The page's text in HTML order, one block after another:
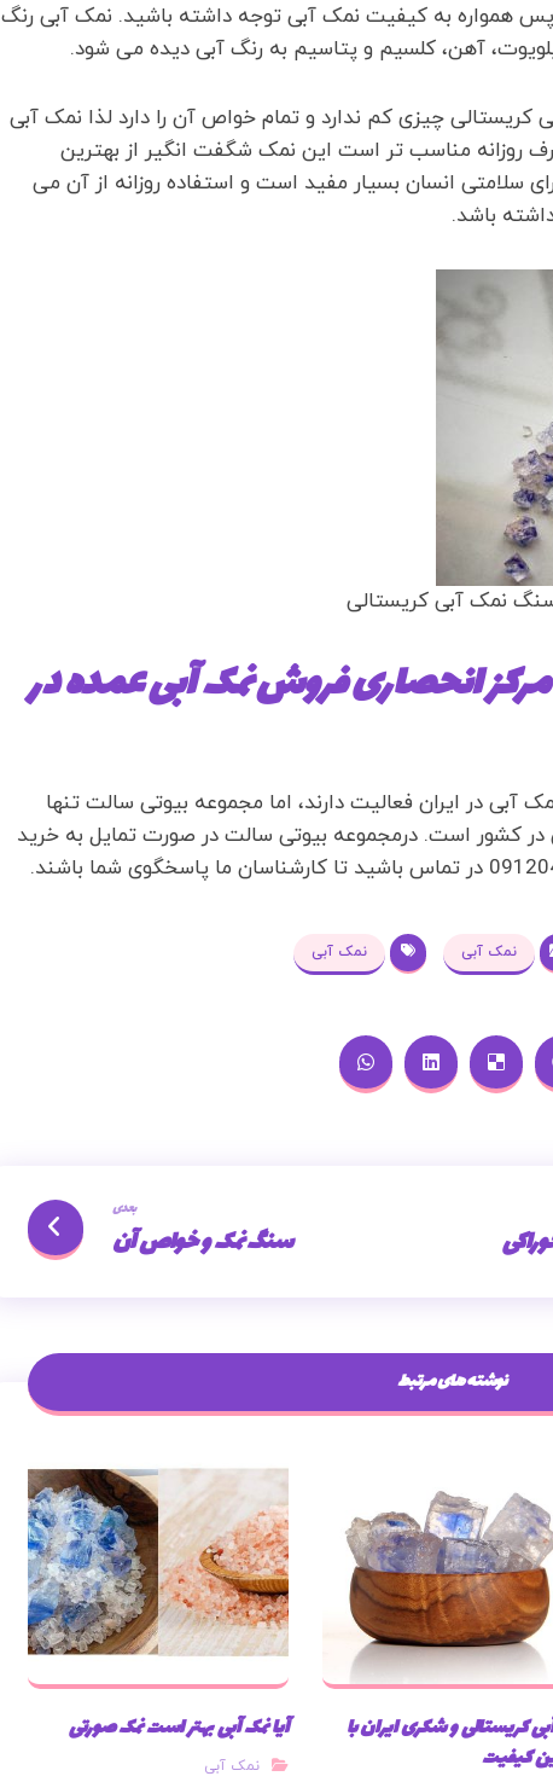
پس همواره به کیفیت نمک آبی توجه داشته باشید. نمک آبی رنگ
آهن، کلسیم و پتاسیم به رنگ آبی دیده می شود.
چیزی کم ندارد و تمام خواص آن را دارد لذا نمک آبی
روزانه مناسب تر است این نمک شگفت انگیر از بهترین
انسان بسیار مفید است و استفاده روزانه از آن می
باشد.
نمک آبی کریستالی
انحصاری فروش نمک آبی عمده در
آبی در ایران فعالیت دارند، اما مجموعه بیوتی سالت تنها
کشور است. درمجموعه بیوتی سالت در صورت تمایل به خرید
در تماس باشید تا کارشناسان ما پاسخگوی شما باشند.
نمک آبی نمک آبی
بعدی
سنگ نمک و خواص آن
نوشته های مرتبط
کریستالی و شکری ایران با
کیفیت
آیا نمک آبی بهتر است نمک صورتی
نمک آبی